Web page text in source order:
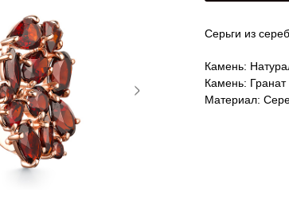
Серьги из
Камень:
Камень: Гранат
Материал: